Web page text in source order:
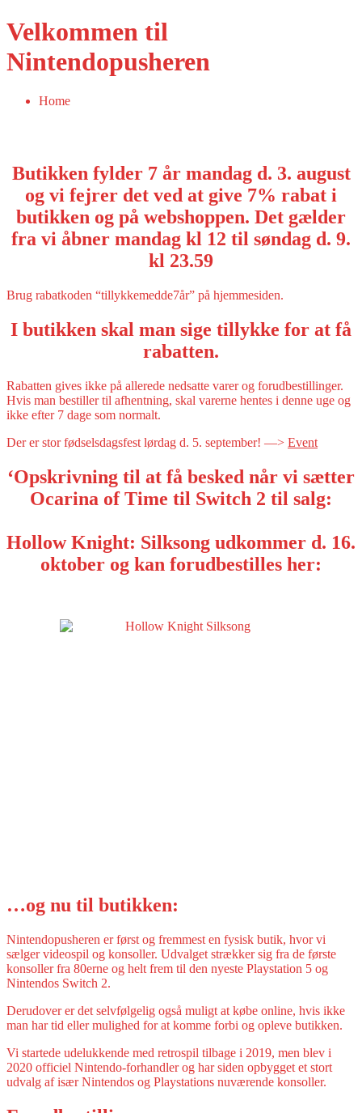
Velkommen til
Nintendopusheren
Home
Butikken fylder 7 år mandag d. 3. august
og vi fejrer det ved at give 7% rabat i
butikken og på webshoppen. Det gælder
fra vi åbner mandag kl 12 til søndag d. 9.
kl 23.59
Brug rabatkoden “tillykkemedde7år” på hjemmesiden.
I butikken skal man sige tillykke for at få
rabatten.
Rabatten gives ikke på allerede nedsatte varer og forudbestillinger.
Hvis man bestiller til afhentning, skal varerne hentes i denne uge og
ikke efter 7 dage som normalt.
Der er stor fødselsdagsfest lørdag d. 5. september! —> Event
‘Opskrivning til at få besked når vi sætter
Ocarina of Time til Switch 2 til salg:
Hollow Knight: Silksong udkommer d. 16.
oktober og kan forudbestilles her:
…og nu til butikken:
Nintendopusheren er først og fremmest en fysisk butik, hvor vi
sælger videospil og konsoller. Udvalget strækker sig fra de første
konsoller fra 80erne og helt frem til den nyeste Playstation 5 og
Nintendos Switch 2.
Derudover er det selvfølgelig også muligt at købe online, hvis ikke
man har tid eller mulighed for at komme forbi og opleve butikken.
Vi startede udelukkende med retrospil tilbage i 2019, men blev i
2020 officiel Nintendo-forhandler og har siden opbygget et stort
udvalg af især Nintendos og Playstations nuværende konsoller.